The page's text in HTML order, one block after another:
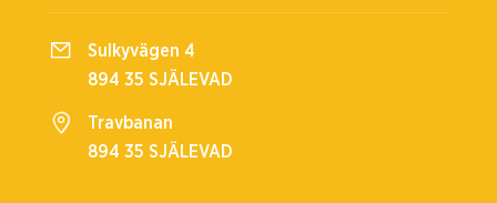
Sulkyvägen 4
894 35 SJÄLEVAD
Travbanan
894 35 SJÄLEVAD